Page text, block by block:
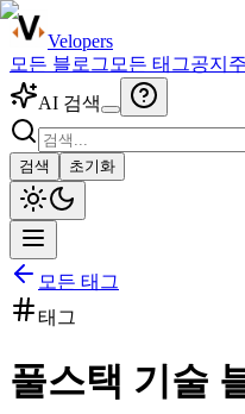
Velopers
모든 블로그 모든 태그공지
AI 검색
검색 초기화
모든 태그
태그
풀스택 기술